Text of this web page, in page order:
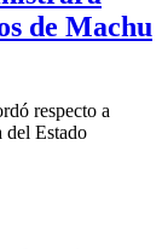
de Machu
respecto a
del Estado